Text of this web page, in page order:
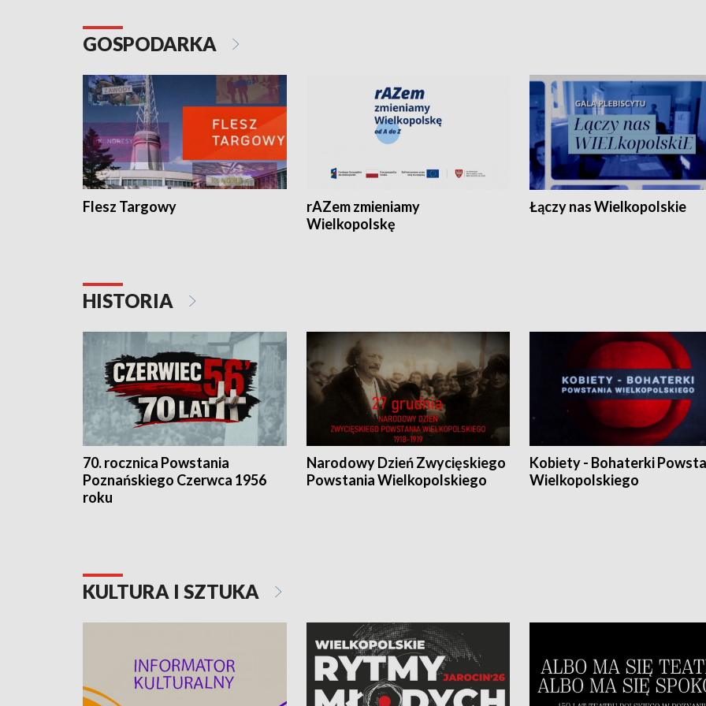
GOSPODARKA
Flesz Targowy
rAZem zmieniamy
Wielkopolskę
Łączy nas Wielkopolskie
HISTORIA
70. rocznica Powstania
Poznańskiego Czerwca 1956
roku
Narodowy Dzień Zwycięskiego
Powstania Wielkopolskiego
Kobiety - Bohaterki
Wielkopolskiego
KULTURA I SZTUKA